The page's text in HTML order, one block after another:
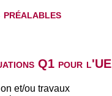
préalables
Q1 pour l'UE
et/ou travaux